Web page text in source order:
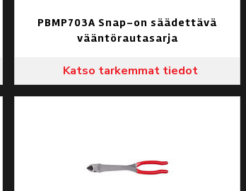
PBMP703A Snap-on säädettävä
vääntörautasarja
Katso tarkemmat tiedot